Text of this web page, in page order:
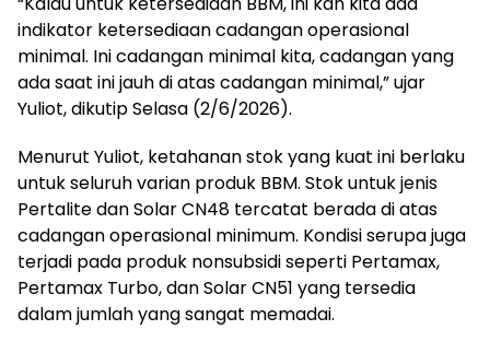
indikator ketersediaan cadangan operasional
minimal. Ini cadangan minimal kita, cadangan yang
ada saat ini jauh di atas cadangan minimal,” ujar
Yuliot, dikutip Selasa (2/6/2026).
Menurut Yuliot, ketahanan stok yang kuat ini berlaku
untuk seluruh varian produk BBM. Stok untuk jenis
Pertalite dan Solar CN48 tercatat berada di atas
cadangan operasional minimum. Kondisi serupa juga
terjadi pada produk nonsubsidi seperti Pertamax,
Pertamax Turbo, dan Solar CN51 yang tersedia
dalam jumlah yang sangat memadai.